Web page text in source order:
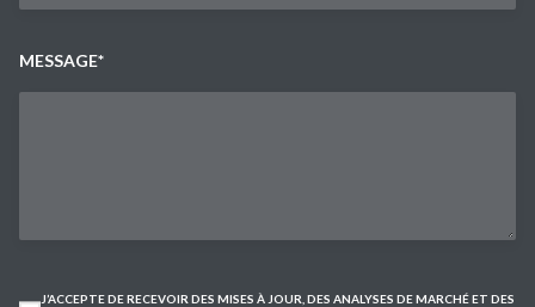
MESSAGE*
J’ACCEPTE DE RECEVOIR DES MISES À JOUR, DES ANALYSES DE MARCHÉ ET DES